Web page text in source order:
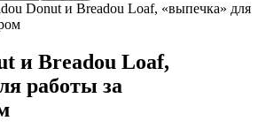
Donut и Breadou Loaf, «выпечка» для
и Breadou Loaf,
работы за